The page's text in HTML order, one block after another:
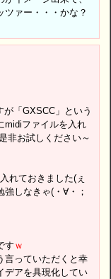
ァー・・・かな？
「GXSCC」という
midiファイルを入れ
非お試しください～
れておきました(ぇ
しなきゃ(・∀・；
す ｗ
言っていただくと幸
デアを具現化してい